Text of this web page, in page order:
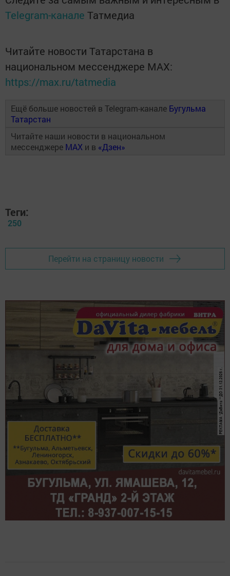
Telegram-канале Татмедиа
Читайте новости Татарстана в
национальном мессенджере MАХ:
https://max.ru/tatmedia
Ещё больше новостей в Telegram-канале Бугульма
Татарстан
Читайте наши новости в национальном
мессенджере MAX и в «Дзен»
Теги:
250
Перейти на страницу новости